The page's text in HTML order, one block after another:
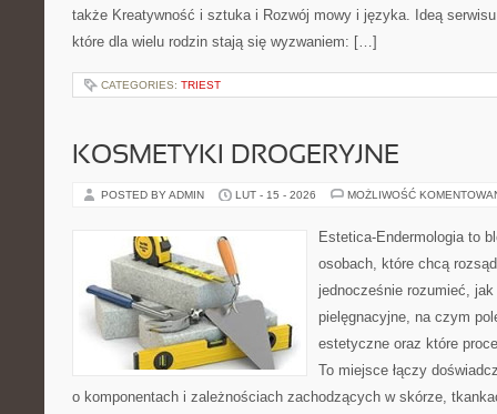
także Kreatywność i sztuka i Rozwój mowy i języka. Ideą
które dla wielu rodzin stają się wyzwaniem: […]
CATEGORIES: TRIEST
KOSMETYKI DROGERYJNE
POSTED BY ADMIN LUT - 15 - 2026 MOŻLIWOŚĆ
Estetica-Endermologia to
osobach, które chcą
jednocześnie rozumieć, jak
pielęgnacyjne, na czym
estetyczne oraz które
To miejsce łączy
o komponentach i zależnościach zachodzących w skórze,